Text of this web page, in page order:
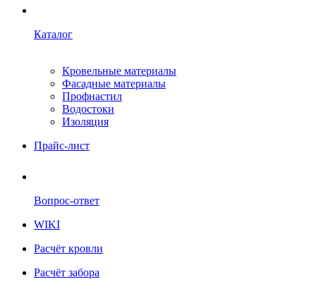
Каталог
Кровельные материалы
Фасадные материалы
Профнастил
Водостоки
Изоляция
Прайс-лист
Вопрос-ответ
WIKI
Расчёт кровли
Расчёт забора